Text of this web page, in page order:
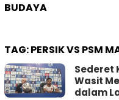
BUDAYA
TAG:PERSIK VS PSM
Sederet
Wasit
dalam